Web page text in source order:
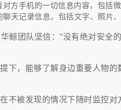
方手机的一切信息内容，包括
天记录信息，包括文字、照片
鲸团队坚信：“没有绝对安全
下，能够了解身边重要人物的
不被发现的情况下随时监控对